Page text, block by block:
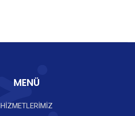
MENÜ
HİZMETLERİMİZ